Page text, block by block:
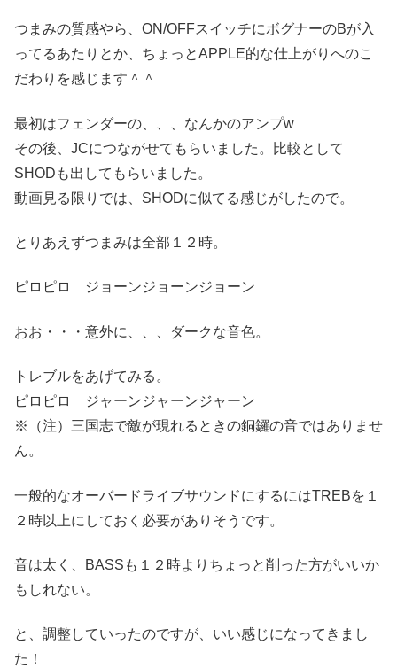
つまみの質感やら、ON/OFFスイッチにボグナーのBが入
ってるあたりとか、ちょっとAPPLE的な仕上がりへのこ
だわりを感じます＾＾
最初はフェンダーの、、、なんかのアンプw
その後、JCにつながせてもらいました。比較として
SHODも出してもらいました。
動画見る限りでは、SHODに似てる感じがしたので。
とりあえずつまみは全部１２時。
ピロピロ ジョーンジョーンジョーン
おお・・・意外に、、、ダークな音色。
トレブルをあげてみる。
ピロピロ
ジャーンジャーンジャーン
※（注）三国志で敵が現れるときの銅鑼の音ではありませ
ん。
一般的なオーバードライブサウンドにするにはTREBを１
２時以上にしておく必要がありそうです。
音は太く、BASSも１２時よりちょっと削った方がいいか
もしれない。
と、調整していったのですが、いい感じになってきまし
た！